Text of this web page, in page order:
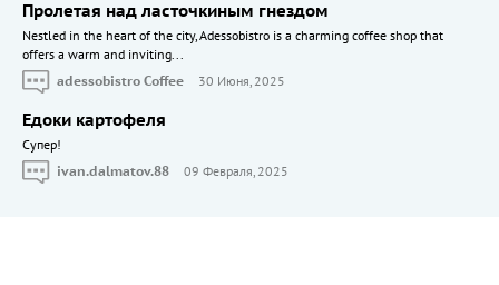
Пролетая над ласточкиным гнездом
Nestled in the heart of the city, Adessobistro is a charming coffee shop that
offers a warm and inviting...
adessobistro Coffee
30 Июня, 2025
Едоки картофеля
Cупер!
ivan.dalmatov.88
09 Февраля, 2025